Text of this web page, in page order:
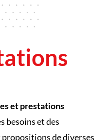
et prestations
besoins et des
de diverses